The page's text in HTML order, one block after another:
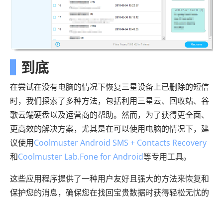
到底
在尝试在没有电脑的情况下恢复三星设备上已删除的短信
时，我们探索了多种方法，包括利用三星云、回收站、谷
歌云端硬盘以及运营商的帮助。然而，为了获得更全面、
更高效的解决方案，尤其是在可以使用电脑的情况下，建
议使用Coolmuster Android SMS + Contacts Recovery
和Coolmuster Lab.Fone for Android等专用工具。
这些应用程序提供了一种用户友好且强大的方法来恢复和
保护您的消息，确保您在找回宝贵数据时获得轻松无忧的